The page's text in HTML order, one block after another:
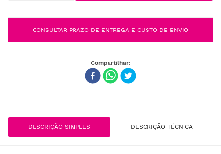
CONSULTAR PRAZO DE ENTREGA E CUSTO DE ENVIO
DESCRIÇÃO SIMPLES DESCRIÇÃO TÉCNICA